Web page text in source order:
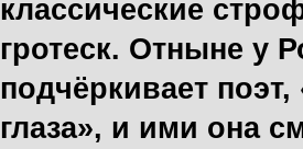
классические
гротеск. Отныне у
подчёркивает поэт,
глаза», и ими она